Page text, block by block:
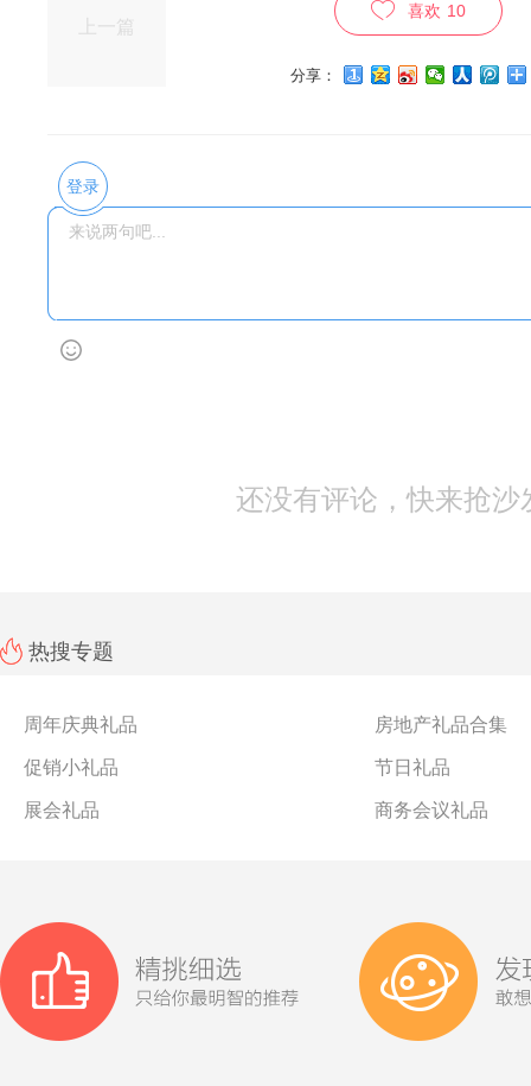
上一篇
喜欢 10
分享：
登录
还没有评论，快来抢沙
热搜专题
周年庆典礼品 房地产礼品合集
促销小礼品 节日礼品
展会礼品 商务会议礼品